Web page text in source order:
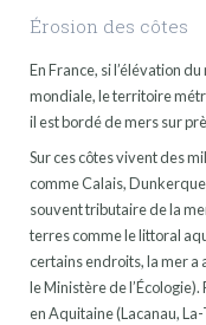
Érosion des côtes
En France, si l’élévation
mondiale, le territoire
il est bordé de mers sur
Sur ces côtes vivent des
comme Calais,
souvent tributaire de la
terres comme le littoral
certains endroits, la mer a
le Ministère de
en Aquitaine (Lacanau,